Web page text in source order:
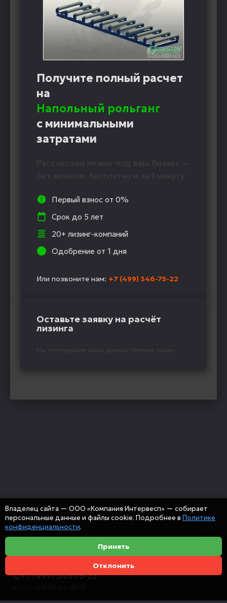
Получите полный расчет
на
Напольный рольганг
с минимальными
затратами
Рассчитаем лизинг под ваш бизнес —
без звонков, бесплатно и за 1 минуту
Первый взнос от 0%
Срок до 5 лет
20+ лизинг-компаний
Одобрение от 1 дня
Или позвоните нам: +7 (499) 346-75-22
Оставьте заявку на расчёт
лизинга
Мы не передаём ваши данные третьим лицам
+7 (499) 346-75-22
Владелец сайта — ООО «Компания Интервесп» — собирает
персональные данные и файлы cookie. Подробнее в Политике
конфиденциальности.
Принять
Отклонить